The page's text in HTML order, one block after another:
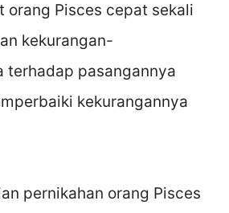
orang Pisces cepat sekali
kekurangan-
terhadap pasangannya
kekurangannya
pernikahan orang Pisces